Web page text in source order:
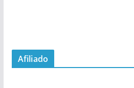
Afiliado